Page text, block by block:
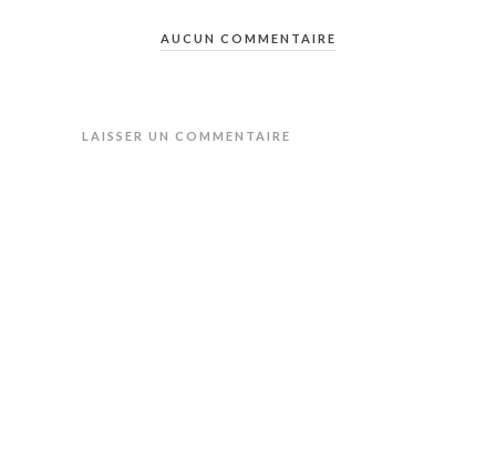
AUCUN COMMENTAIRE
LAISSER UN COMMENTAIRE